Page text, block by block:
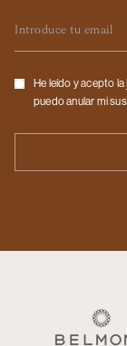
Checkbox
He leído y acepto la
puedo anular mi